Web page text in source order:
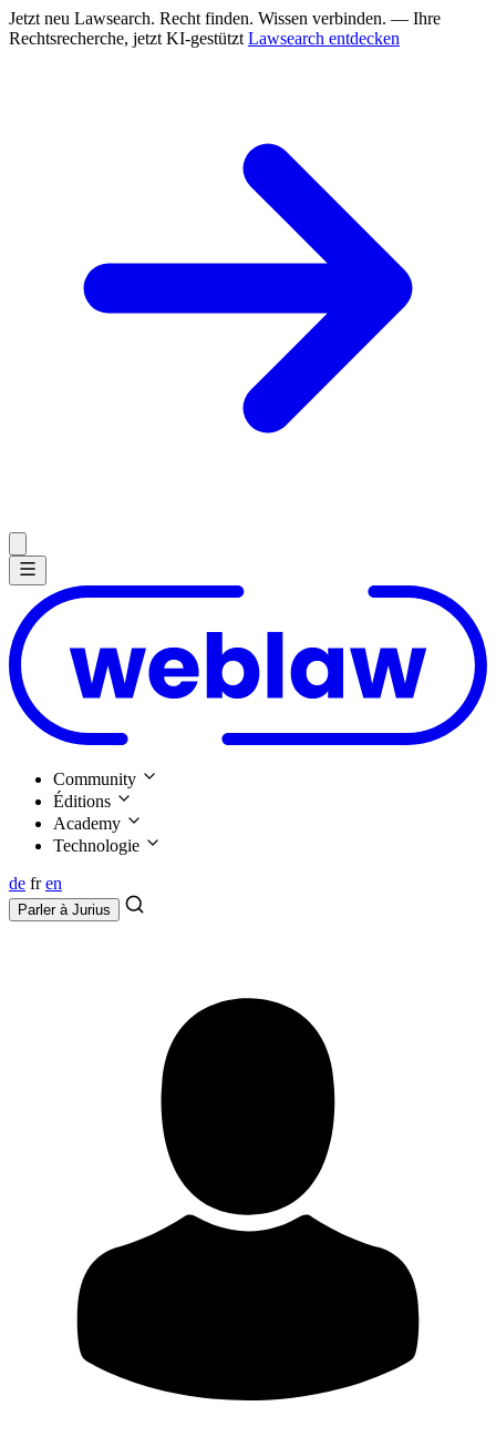
Jetzt neu Lawsearch. Recht finden. Wissen verbinden. — Ihre
Rechtsrecherche, jetzt KI-gestützt Lawsearch entdecken
Community
Éditions
Academy
Technologie
de fr en
Parler à Jurius